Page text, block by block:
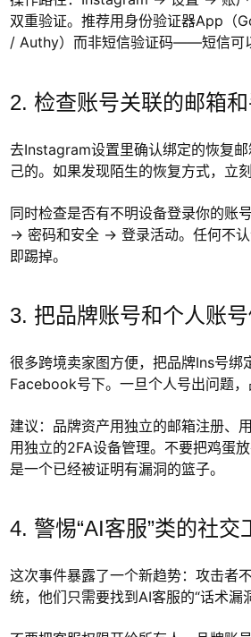
双重验证。推荐用身份验证器App（
/ Authy）而非短信验证码——短信可
2. 检查账号关联的邮箱
去Instagram设置里确认绑定的恢复
己的。如果发现陌生的恢复方式，立
同时检查是否有不明设备登录你的账
→ 密码和安全 → 登录活动。任何不
即踢掉。
3. 把品牌账号和个人账
很多跨境卖家图方便，把品牌Ins号绑
Facebook号下。一旦个人号出问题，
建议：品牌资产用独立的邮箱注册、
用独立的2FA设备管理。不要把鸡蛋
是一个已经被证明有漏洞的篮子。
4. 警惕“AI客服”类的社交
这次事件暴露了一个新趋势：攻击者
统，他们只需要找到AI客服的“话术漏